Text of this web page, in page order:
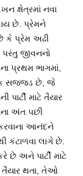
ક્ષેત્રમાં નવા
છે. પ્રેમને
કે પ્રેમ અઢી
જીવનનો
પ્રથમ ભાગમાં,
સજ્જડ છે, જે
પાર્ટી માટે તૈયાર
અંત પછી
આનંદને
કંટાળવા લાગે છે.
છે અને પાર્ટી માટે
તૈયાર થતા, તેઓ